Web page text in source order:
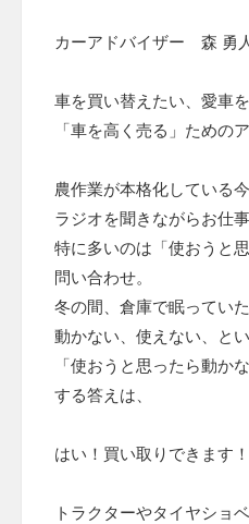
カーアドバイザー 森 勇
車を買い替えたい、愛車
「車を高く売る」ための
農作業が本格化している
ラジオを聞きながらお仕
特に多いのは「使おうと
問い合わせ。
冬の間、倉庫で眠ってい
動かない、使えない、と
「使おうと思ったら動か
する答えは、
はい！買い取りできます！
トラクターやタイヤショ